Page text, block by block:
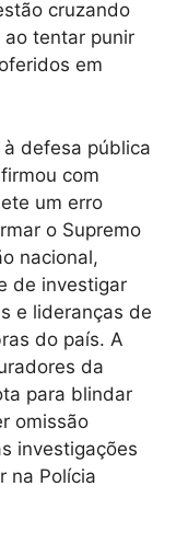
cruzando
ao tentar punir
em
defesa pública
com
um erro
o Supremo
nacional,
de investigar
e lideranças de
do país. A
da
para blindar
omissão
investigações
na Polícia